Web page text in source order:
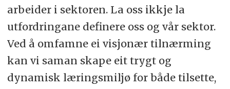
arbeider i sektoren. La oss ikkje la
utfordringane definere oss og vår sektor.
Ved å omfamne ei visjonær tilnærming
kan vi saman skape eit trygt og
dynamisk læringsmiljø for både tilsette,